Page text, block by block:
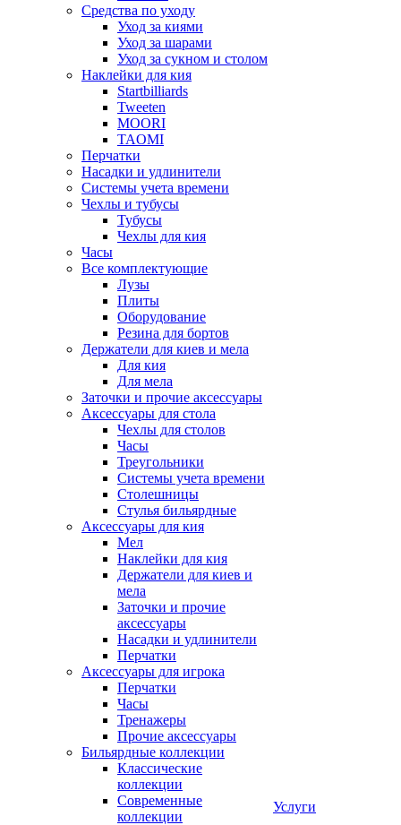
Средства по уходу
Уход за киями
Уход за шарами
Уход за сукном и столом
Наклейки для кия
Startbilliards
Tweeten
MOORI
TAOMI
Перчатки
Насадки и удлинители
Системы учета времени
Чехлы и тубусы
Тубусы
Чехлы для кия
Часы
Все комплектующие
Лузы
Плиты
Оборудование
Резина для бортов
Держатели для киев и мела
Для кия
Для мела
Заточки и прочие аксессуары
Аксессуары для стола
Чехлы для столов
Часы
Треугольники
Системы учета времени
Столешницы
Стулья бильярдные
Аксессуары для кия
Мел
Наклейки для кия
Держатели для киев и
мела
Заточки и прочие
аксессуары
Насадки и удлинители
Перчатки
Аксессуары для игрока
Перчатки
Часы
Тренажеры
Прочие аксессуары
Бильярдные коллекции
Классические
коллекции
Современные
коллекции
Услуги